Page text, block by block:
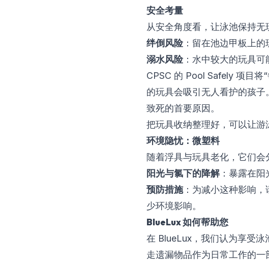
安全考量
从安全角度看，让泳池保持无
绊倒风险：留在池边甲板上的
溺水风险：水中较大的玩具可
CPSC 的 Pool Safely 项目将
的玩具会吸引无人看护的孩子。
致死的首要原因。
把玩具收纳整理好，可以让游
环境隐忧：微塑料
随着浮具与玩具老化，它们
阳光与氯下的降解：暴露在阳
预防措施：为减小这种影响
少环境影响。
BlueLux 如何帮助您
在 BlueLux ，我们认为享受
走遗漏物品作为日常工作的一